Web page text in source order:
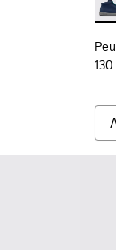
for Men.
011
Leather
- Brown
006